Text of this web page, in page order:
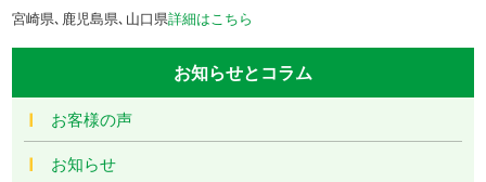
宮崎県､鹿児島県､山口県詳細はこちら
お知らせとコラム
お客様の声
お知らせ